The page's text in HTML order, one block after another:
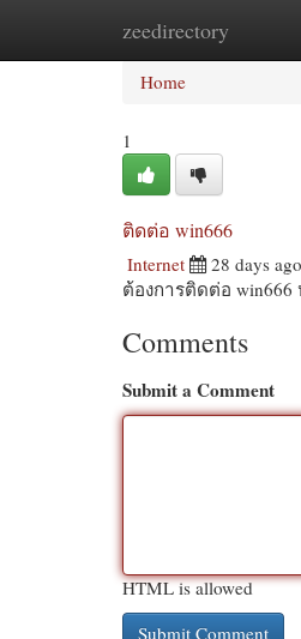
zeedirectory
Home
Home
1
ติดต่อ win666
Internet 28 days ago
ต้องการติดต่อ
Comments
Submit a Comment
HTML is allowed